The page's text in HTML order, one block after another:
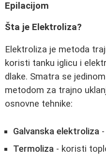
Epilacijom
Šta je Elektroliza?
Elektroliza je metoda
koristi tanku iglicu i
dlake. Smatra se
metodom za trajno
osnovne tehnike:
Galvanska elektroliza
Termoliza - koristi